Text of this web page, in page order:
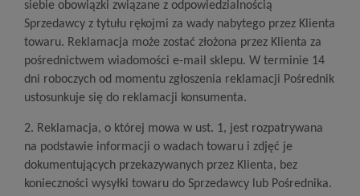
siebie obowiązki związane z odpowiedzialnością
Sprzedawcy z tytułu rękojmi za wady nabytego przez Klienta
towaru. Reklamacja może zostać złożona przez Klienta za
pośrednictwem wiadomości e-mail sklepu. W terminie 14
dni roboczych od momentu zgłoszenia reklamacji Pośrednik
ustosunkuje się do reklamacji konsumenta.
2. Reklamacja, o której mowa w ust. 1, jest rozpatrywana
na podstawie informacji o wadach towaru i zdjęć je
dokumentujących przekazywanych przez Klienta, bez
konieczności wysyłki towaru do Sprzedawcy lub Pośrednika.